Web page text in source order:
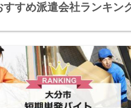
すすめ派遣会社ランキン